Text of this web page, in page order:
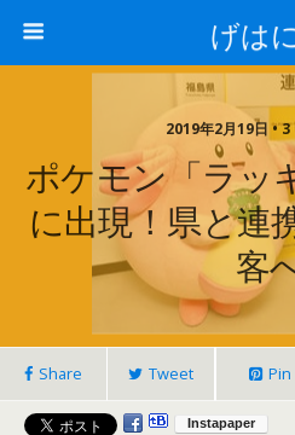
げは
2019年2月19日 •
ポケモン「ラッ
に出現！県と連
客
Share Tweet Pin